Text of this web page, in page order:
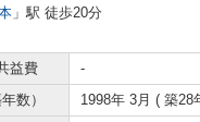
」駅 徒歩20分
益費
-
数） 1998年 3月 ( 築28